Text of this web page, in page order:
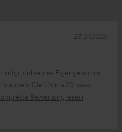
aufgrund seines Eigengewichts
Die Ultima 20 passt
Bewertung lesen
23.07.2026